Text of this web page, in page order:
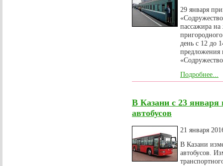
29 января
пассажира
день с 12 до
предложения
Подробнее...
В Казани с 23
автобусов
21 января
В Казани
автобусов.